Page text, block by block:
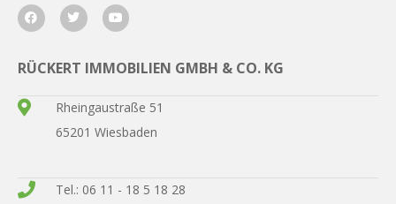
RÜCKERT IMMOBILIEN GMBH & CO. KG
Rheingaustraße 51
65201 Wiesbaden
Tel.: 06 11 - 18 5 18 28